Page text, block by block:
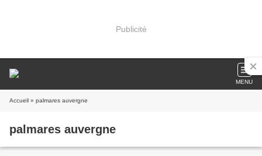
Publicité
MENU
Accueil » palmares auvergne
palmares auvergne